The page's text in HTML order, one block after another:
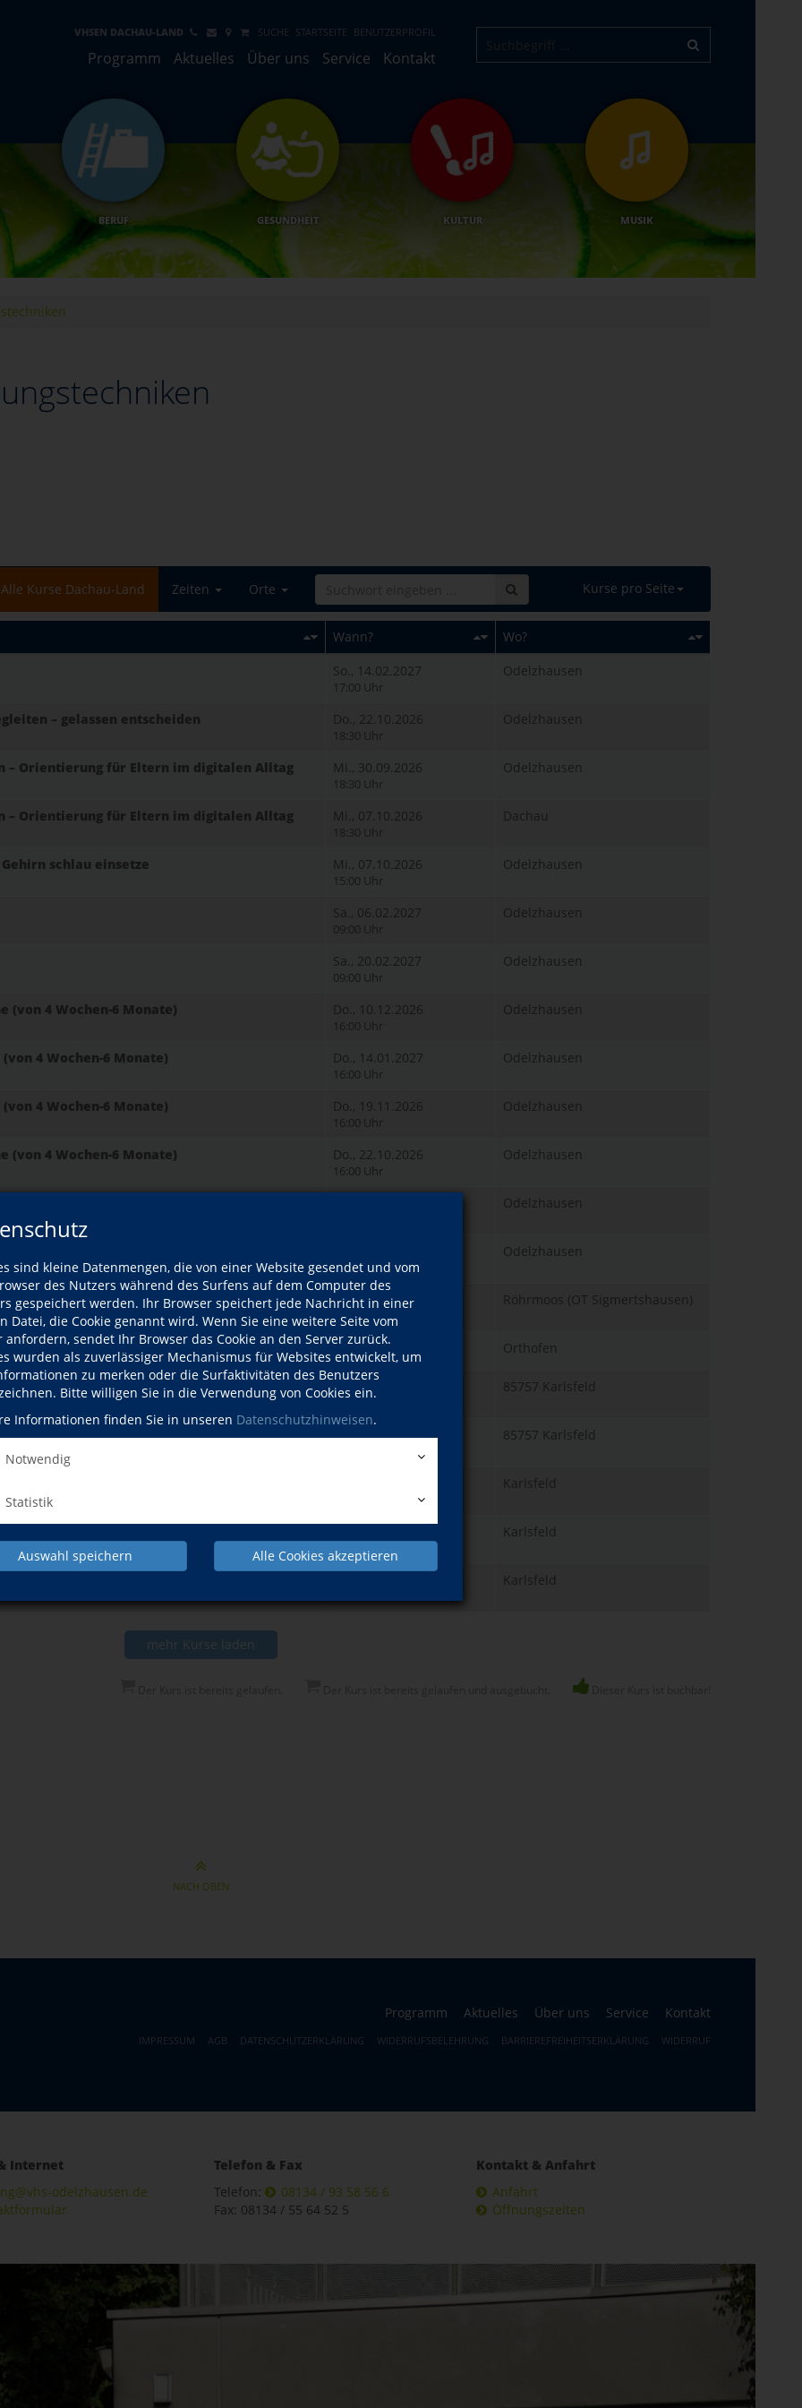
sind kleine Datenmengen, die von einer Website gesendet und vom
des Nutzers während des Surfens auf dem Computer des
gespeichert werden. Ihr Browser speichert jede Nachricht in einer
Datei, die Cookie genannt wird. Wenn Sie eine weitere Seite vom
anfordern, sendet Ihr Browser das Cookie an den Server zurück.
wurden als zuverlässiger Mechanismus für Websites entwickelt, um
zu merken oder die Surfaktivitäten des Benutzers
Bitte willigen Sie in die Verwendung von Cookies ein.
Informationen finden Sie in unseren Datenschutzhinweisen.
Notwendig
Statistik
Auswahl speichern Alle Cookies akzeptieren
VHSEN DACHAU-LAND SUCHE STARTSEITE BENUTZERPROFIL
Programm Aktuelles Über uns Service Kontakt
BERUF GESUNDHEIT KULTUR MUSIK
Alle Kurse Dachau-Land Zeiten Orte Kurse pro Seite
Wann?
Wo?
So., 14.02.2027
17:00 Uhr
Odelzhausen
– gelassen entscheiden Do., 22.10.2026
18:30 Uhr
Odelzhausen
– Orientierung für Eltern im digitalen Alltag Mi., 30.09.2026
18:30 Uhr
Odelzhausen
– Orientierung für Eltern im digitalen Alltag Mi., 07.10.2026
18:30 Uhr
Dachau
schlau einsetze Mi., 07.10.2026
15:00 Uhr
Odelzhausen
Sa., 06.02.2027
09:00 Uhr
Odelzhausen
Sa., 20.02.2027
09:00 Uhr
Odelzhausen
(von 4 Wochen-6 Monate) Do., 10.12.2026
16:00 Uhr
Odelzhausen
4 Wochen-6 Monate) Do., 14.01.2027
16:00 Uhr
Odelzhausen
4 Wochen-6 Monate) Do., 19.11.2026
16:00 Uhr
Odelzhausen
(von 4 Wochen-6 Monate) Do., 22.10.2026
16:00 Uhr
Odelzhausen
Odelzhausen
18:30 Uhr
Odelzhausen
und Erdung So., 12.07.2026
10:00 Uhr
Röhrmoos (OT Sigmertshausen)
Orthofen
Sa., 25.07.2026 85757 Karlsfeld
Sa., 29.08.2026 85757 Karlsfeld
Karlsfeld
10:00 Uhr
Karlsfeld
Karlsfeld
mehr Kurse laden
NACH OBEN
Programm Aktuelles Über uns Service Kontakt
IMPRESSUM AGB DATENSCHUTZERKLÄRUNG WIDERRUFSBELEHRUNG BARRIEREFREIHEITSERKLÄRUNG WIDERRUF
Internet
odelzhausen.de
Telefon & Fax
Telefon:
08134 / 93 58 56 6
Fax: 08134 / 55 64 52 5
Kontakt & Anfahrt
Anfahrt
Öffnungszeiten